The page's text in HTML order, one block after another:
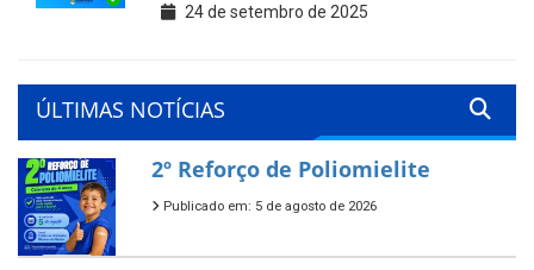
24 de setembro de 2025
ÚLTIMAS NOTÍCIAS
2º Reforço de Poliomielite
Publicado em: 5 de agosto de 2026